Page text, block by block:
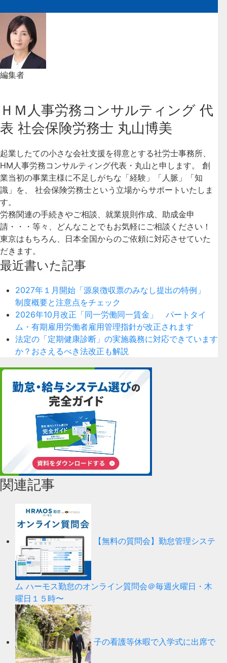
編集者
ＨＭ人事労務コンサルティング 代
表 社会保険労務士 丸山博美
起業したての小さな会社支援を得意とする社労士事務所、
HM人事労務コンサルティング代表・丸山と申します。 創
業当初の事業主様に不足しがちな「経験」「人脈」「知
識」を、 社会保険労務士という立場からサポートいたしま
す。
労務関連の手続きやご相談、就業規則作成、助成金申
請・・・等々、どんなことでもお気軽にご相談ください！
東京はもちろん、日本全国からのご依頼に対応させていた
だきます。
最近書いた記事
2027年１月開始「源泉徴収票のみなし提出の特例」
制度概要と注意点をチェック
2026年10月改正「同一労働同一賃金」 パートタイ
ム・有期雇用労働者雇用管理指針が改正されます
法定の「定期健康診断」の実施義務に対応できています
か？おさえるべき法改正も解説
関連記事
【無料の質問会】勤怠管理システ
ム ハーモス勤怠のオンライン質問会＠毎週火曜日・木
曜日１５時〜
子の看護等休暇で入学式に出席で